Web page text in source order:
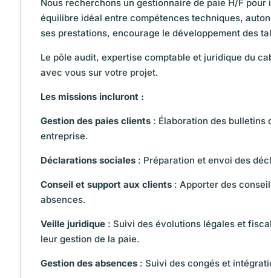
Nous recherchons un gestionnaire de paie H/F
équilibre idéal entre compétences techniques,
ses prestations, encourage le développement des
Le pôle audit, expertise comptable et juridique du
avec vous sur votre projet.
Les missions incluront :
Gestion des paies clients : Élaboration des
entreprise.
Déclarations sociales : Préparation et envoi des
Conseil et support aux clients : Apporter des
absences.
Veille juridique : Suivi des évolutions légales et
leur gestion de la paie.
Gestion des absences : Suivi des congés et